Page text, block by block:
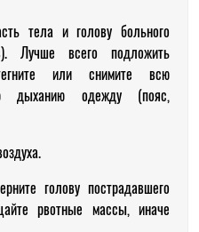
тела и голову больного
Лучше всего подложить
или снимите всю
дыханию одежду (пояс,
голову пострадавшего
рвотные массы, иначе